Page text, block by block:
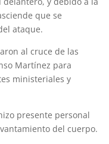
que se
ataque.
al cruce de las
Martínez para
ministeriales y
presente personal
del cuerpo.